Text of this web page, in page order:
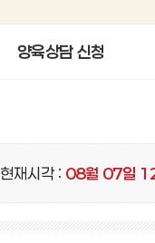
양육상담 신청
현재시각 : 08월 07일